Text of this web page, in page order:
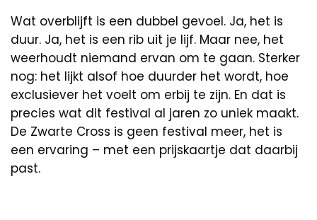
Wat overblijft is een dubbel gevoel. Ja, het is
duur. Ja, het is een rib uit je lijf. Maar nee, het
weerhoudt niemand ervan om te gaan. Sterker
nog: het lijkt alsof hoe duurder het wordt, hoe
exclusiever het voelt om erbij te zijn. En dat is
precies wat dit festival al jaren zo uniek maakt.
De Zwarte Cross is geen festival meer, het is
een ervaring – met een prijskaartje dat daarbij
past.